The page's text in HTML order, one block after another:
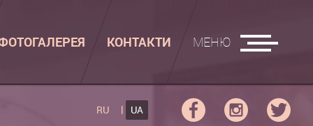
КОНТАКТИ МЕНЮ
RU UA